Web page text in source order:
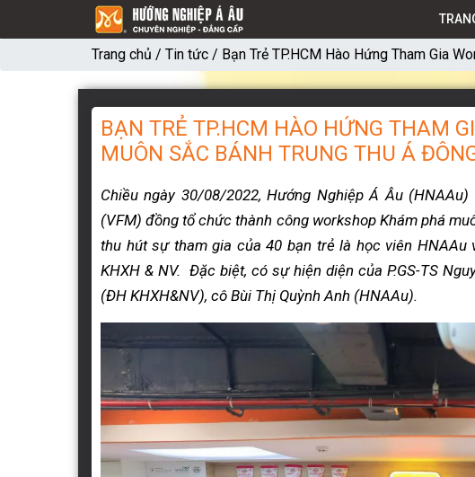
Trang chủ / Tin tức / Bạn Trẻ TP.HCM Hào Hứng Tham Gia
BẠN TRẺ TP.HCM HÀO HỨNG THAM
MUÔN SẮC BÁNH TRUNG THU Á
Chiều ngày 30/08/2022, Hướng Nghiệp Á Âu
(VFM) đồng tổ chức thành công workshop Khám phá
thu hút sự tham gia của 40 bạn trẻ là học viên
KHXH & NV. Đặc biệt, có sự hiện diện của P.GS-TS
(ĐH KHXH&NV), cô Bùi Thị Quỳnh Anh (HNAAu).